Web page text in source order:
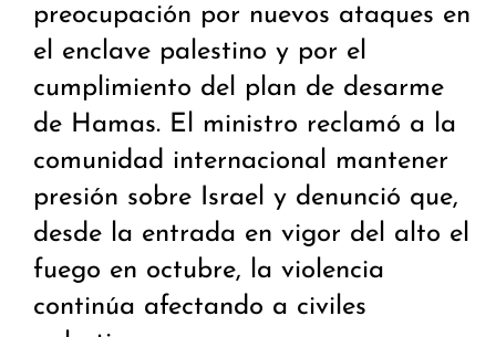
preocupación por nuevos ataques en
el enclave palestino y por el
cumplimiento del plan de desarme
de Hamas. El ministro reclamó a la
comunidad internacional mantener
presión sobre Israel y denunció que,
desde la entrada en vigor del alto el
fuego en octubre, la violencia
continúa afectando a civiles